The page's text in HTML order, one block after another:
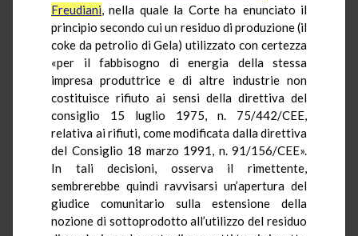
Freudiani, nella quale la Corte ha enunciato il
principio secondo cui un residuo di produzione (il
coke da petrolio di Gela) utilizzato con certezza
«per il fabbisogno di energia della stessa
impresa produttrice e di altre industrie non
costituisce rifiuto ai sensi della direttiva del
consiglio 15 luglio 1975, n. 75/442/CEE,
relativa ai rifiuti, come modificata dalla direttiva
del Consiglio 18 marzo 1991, n. 91/156/CEE».
In tali decisioni, osserva il rimettente,
sembrerebbe quindi ravvisarsi un’apertura del
giudice comunitario sulla estensione della
nozione di sottoprodotto all’utilizzo del residuo